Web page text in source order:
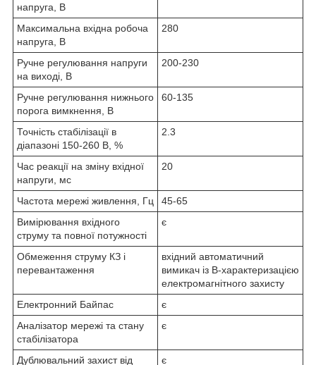
напруга, В
Максимальна вхідна робоча
напруга, В
280
Ручне регулювання напруги
на виході, В
200-230
Ручне регулювання нижнього
порога вимкнення, В
60-135
Точність стабілізації в
діапазоні 150-260 В, %
2.3
Час реакції на зміну вхідної
напруги, мс
20
Частота мережі живлення, Гц
45-65
Вимірювання вхідного
струму та повної потужності
є
Обмеження струму КЗ і
перевантаження
вхідний автоматичний
вимикач із B-характеризацією
електромагнітного захисту
Електронний Байпас
є
Аналізатор мережі та стану
стабілізатора
є
Дублювальний захист від є